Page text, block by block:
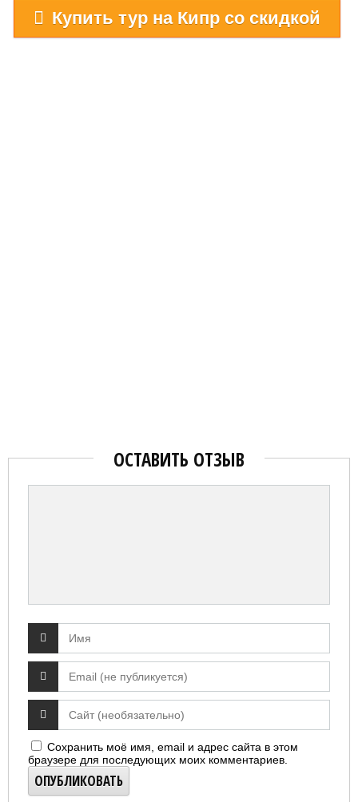
Купить тур на Кипр со скидкой
ОСТАВИТЬ ОТЗЫВ
Сохранить моё имя, email и адрес сайта в этом
браузере для последующих моих комментариев.